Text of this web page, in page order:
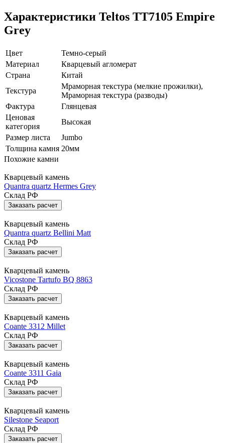
Характеристики Teltos TT7105 Empire
Grey
Цвет
Темно-серый
Материал
Кварцевый агломерат
Страна
Китай
Текстура
Мраморная текстура (мелкие прожилки),
Мраморная текстура (разводы)
Фактура
Глянцевая
Ценовая
категория
Высокая
Размер листа
Jumbo
Толщина камня 20мм
Похожие камни
Кварцевый камень
Quantra quartz Hermes Grey
Склад РФ
Заказать расчет
Кварцевый камень
Quantra quartz Bellini Matt
Склад РФ
Заказать расчет
Кварцевый камень
Vicostone Tartufo BQ 8863
Склад РФ
Заказать расчет
Кварцевый камень
Coante 3312 Millet
Склад РФ
Заказать расчет
Кварцевый камень
Coante 3311 Gaia
Склад РФ
Заказать расчет
Кварцевый камень
Silestone Seaport
Склад РФ
Заказать расчет